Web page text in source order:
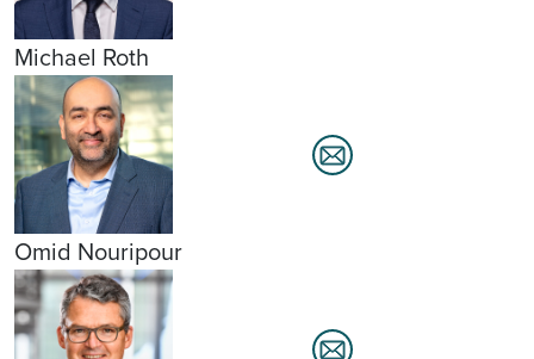
Michael Roth
Omid Nouripour